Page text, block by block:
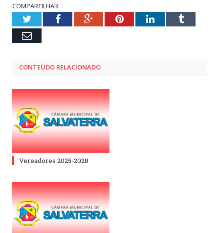
COMPARTILHAR:
TwitterFacebookGoogle+PinterestLinkedInTumblr
Email
CONTEÚDO RELACIONADO
Vereadores 2025-2028